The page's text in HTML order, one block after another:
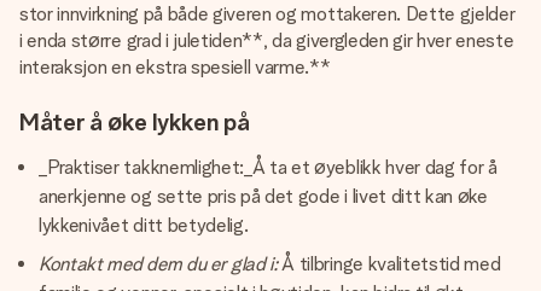
stor innvirkning på både giveren og mottakeren. Dette gjelder
i enda større grad i juletiden**, da givergleden gir hver eneste
interaksjon en ekstra spesiell varme.**
Måter å øke lykken på
_Praktiser takknemlighet:_Å ta et øyeblikk hver dag for å
anerkjenne og sette pris på det gode i livet ditt kan øke
lykkenivået ditt betydelig.
Kontakt med dem du er glad i:Å tilbringe kvalitetstid med